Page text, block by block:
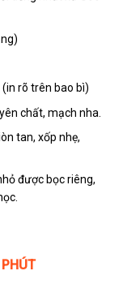
rõ trên bao bì)
chất, mạch nha.
tan, xốp nhẹ,
được bọc riêng,